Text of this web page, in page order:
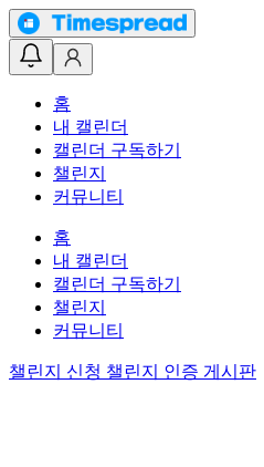
홈
내 캘린더
캘린더 구독하기
챌린지
커뮤니티
홈
내 캘린더
캘린더 구독하기
챌린지
커뮤니티
챌린지 신청 챌린지 인증 게시판